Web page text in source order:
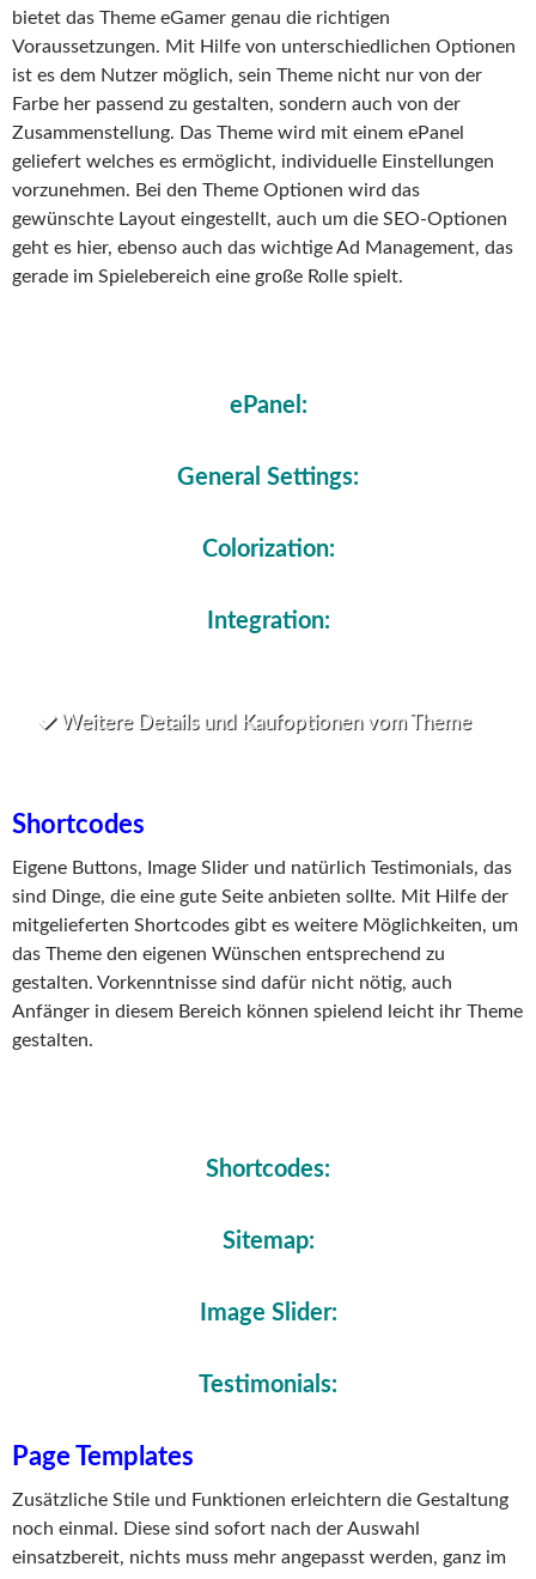
bietet das Theme eGamer genau die richtigen
Voraussetzungen. Mit Hilfe von unterschiedlichen Optionen
ist es dem Nutzer möglich, sein Theme nicht nur von der
Farbe her passend zu gestalten, sondern auch von der
Zusammenstellung. Das Theme wird mit einem ePanel
geliefert welches es ermöglicht, individuelle Einstellungen
vorzunehmen. Bei den Theme Optionen wird das
gewünschte Layout eingestellt, auch um die SEO-Optionen
geht es hier, ebenso auch das wichtige Ad Management, das
gerade im Spielebereich eine große Rolle spielt.
ePanel:
General Settings:
Colorization:
Integration:
Weitere Details und Kaufoptionen vom Theme
Shortcodes
Eigene Buttons, Image Slider und natürlich Testimonials, das
sind Dinge, die eine gute Seite anbieten sollte. Mit Hilfe der
mitgelieferten Shortcodes gibt es weitere Möglichkeiten, um
das Theme den eigenen Wünschen entsprechend zu
gestalten. Vorkenntnisse sind dafür nicht nötig, auch
Anfänger in diesem Bereich können spielend leicht ihr Theme
gestalten.
Shortcodes:
Sitemap:
Image Slider:
Testimonials:
Page Templates
Zusätzliche Stile und Funktionen erleichtern die Gestaltung
noch einmal. Diese sind sofort nach der Auswahl
einsatzbereit, nichts muss mehr angepasst werden, ganz im